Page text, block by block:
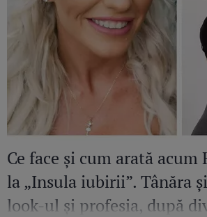
Ce face și cum arată acum
la „Insula iubirii”. Tânăra
look-ul și profesia, după